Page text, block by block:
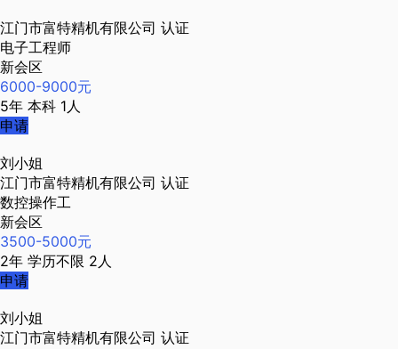
江门市富特精机有限公司 认证
电子工程师
新会区
6000-9000元
5年 本科 1人
申请
刘小姐
江门市富特精机有限公司 认证
数控操作工
新会区
3500-5000元
2年 学历不限 2人
申请
刘小姐
江门市富特精机有限公司 认证